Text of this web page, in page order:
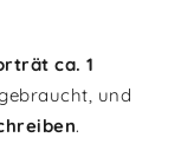
ca. 1
und
.